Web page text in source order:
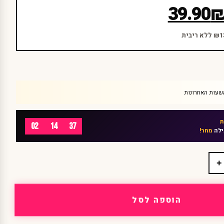
39.90
מחר! 02 14 37
+
הוספה לסל